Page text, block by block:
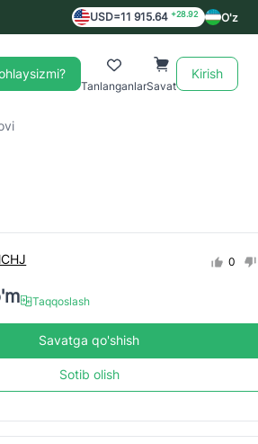
USD=11 915.64 +28.92 O'z
TanlanganlarSavat
Kirish
0
Taqqoslash
Savatga qo'shish
Sotib olish